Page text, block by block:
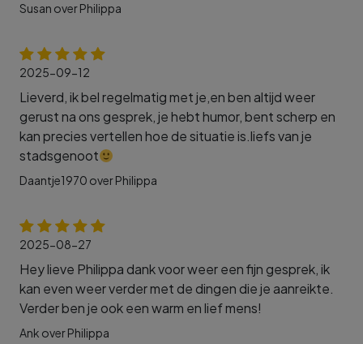
Susan over Philippa
2025-09-12
Lieverd, ik bel regelmatig met je,en ben altijd weer
gerust na ons gesprek, je hebt humor, bent scherp en
kan precies vertellen hoe de situatie is.liefs van je
stadsgenoot
Daantje1970 over Philippa
2025-08-27
Hey lieve Philippa dank voor weer een fijn gesprek, ik
kan even weer verder met de dingen die je aanreikte.
Verder ben je ook een warm en lief mens!
Ank over Philippa